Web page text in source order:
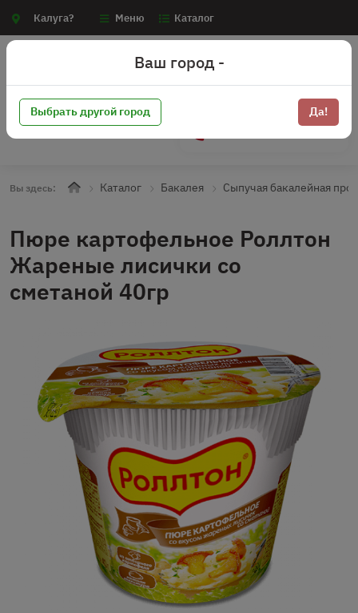
Калуга? Меню Каталог
Вы здесь: Каталог Бакалея Сыпучая бакалейная
Пюре картофельное Роллтон
Жареные лисички со
сметаной 40гр
Ваш город -
Выбрать другой город Да!